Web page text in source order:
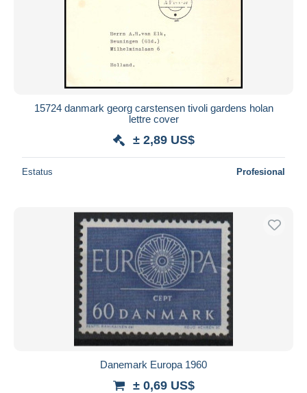
15724 danmark georg carstensen tivoli gardens holan
lettre cover
± 2,89 US$
Estatus Profesional
Danemark Europa 1960
± 0,69 US$